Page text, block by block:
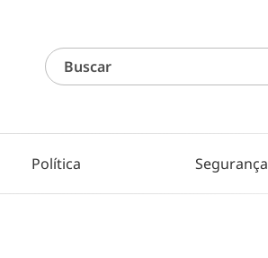
Política Segurança